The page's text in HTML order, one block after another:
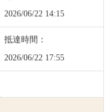
2026/06/22 14:15
2026/06/22 17:55